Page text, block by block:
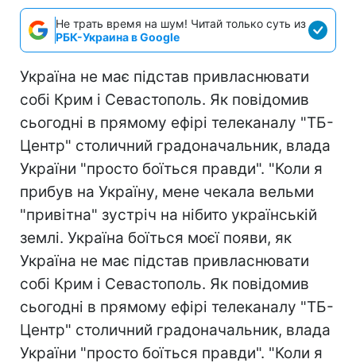
Не трать время на шум! Читай только суть из
РБК-Украина в Google
Україна не має підстав привласнювати
собі Крим і Севастополь. Як повідомив
сьогодні в прямому ефірі телеканалу "ТБ-
Центр" столичний градоначальник, влада
України "просто боїться правди". "Коли я
прибув на Україну, мене чекала вельми
"привітна" зустріч на нібито українській
землі. Україна боїться моєї появи, як
Україна не має підстав привласнювати
собі Крим і Севастополь. Як повідомив
сьогодні в прямому ефірі телеканалу "ТБ-
Центр" столичний градоначальник, влада
України "просто боїться правди". "Коли я